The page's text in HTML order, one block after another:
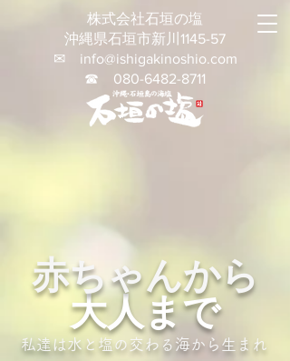
株式会社石垣の塩
沖縄県石垣市新川1145-57
✉ info@ishigakinoshio.com
☎ 080-6482-8711
大人まで
赤ちゃんから
私達は水と塩の交わる海から生まれ